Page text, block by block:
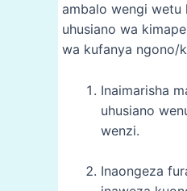
ambalo wengi wetu
uhusiano wa
wa kufanya ngono/
Inaimarisha
uhusiano
wenzi.
Inaongeza